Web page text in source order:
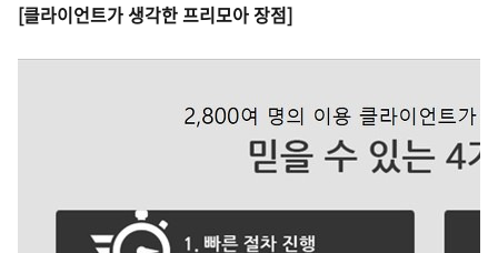
[클라이언트가 생각한 프리모아 장점]